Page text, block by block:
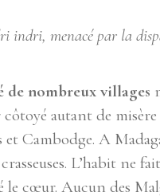
indri, menacé par la
de nombreux villages
côtoyé autant de
et Cambodge. A
L’habit ne
le cœur. Aucun des